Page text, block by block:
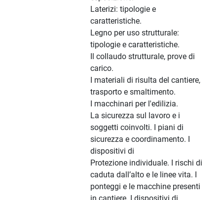
Laterizi: tipologie e
caratteristiche.
Legno per uso strutturale:
tipologie e caratteristiche.
Il collaudo strutturale, prove di
carico.
I materiali di risulta del cantiere,
trasporto e smaltimento.
I macchinari per l'edilizia.
La sicurezza sul lavoro e i
soggetti coinvolti. I piani di
sicurezza e coordinamento. I
dispositivi di
Protezione individuale. I rischi di
caduta dall’alto e le linee vita. I
ponteggi e le macchine presenti